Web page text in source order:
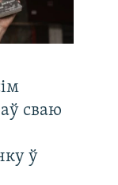
сваю
ў